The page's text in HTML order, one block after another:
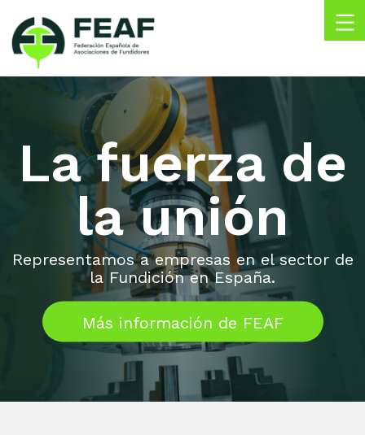
content
FEAF
Española
Asociaciones
de
Fundidores
La fuerza de
la unión
Representamos a empresas en el sector de
la Fundición en España.
Más información de FEAF